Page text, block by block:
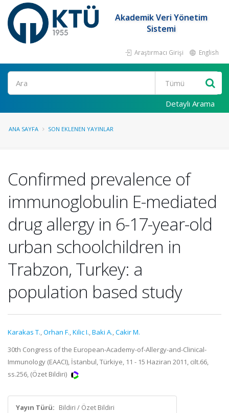
Akademik Veri Yönetim
Sistemi
Araştırmacı Girişi English
Ara
Detaylı Arama
ANA SAYFA SON EKLENEN YAYINLAR
Confirmed prevalence of
immunoglobulin E-mediated
drug allergy in 6-17-year-old
urban schoolchildren in
Trabzon, Turkey: a
population based study
Karakas T.,Orhan F.,Kilic I.,Baki A.,Cakir M.
30th Congress of the European-Academy-of-Allergy-and-Clinical-
Immunology (EAACI), İstanbul, Türkiye, 11 - 15 Haziran 2011, cilt.66,
ss.256, (Özet Bildiri)
Yayın Türü: Bildiri / Özet Bildiri